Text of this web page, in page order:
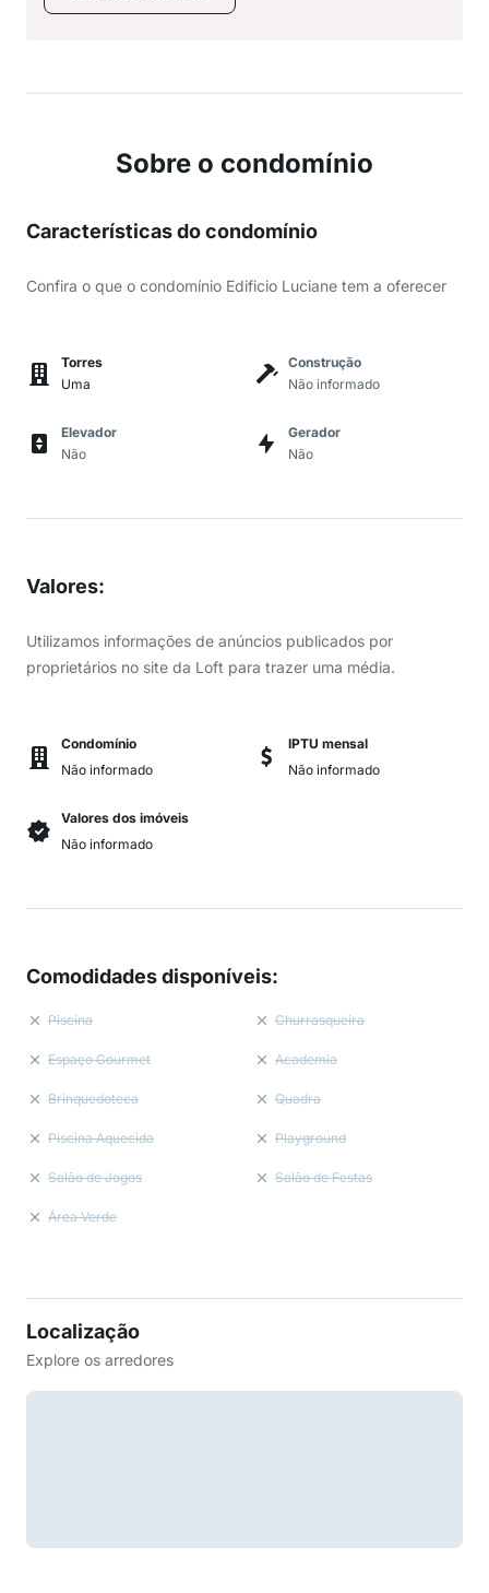
Sobre o condomínio
Características do condomínio
Confira o que o condomínio Edificio Luciane tem a oferecer
Torres
Uma
Construção
Não informado
Elevador
Não
Gerador
Não
Valores:
Utilizamos informações de anúncios publicados por
proprietários no site da Loft para trazer uma média.
Condomínio
Não informado
IPTU mensal
Não informado
Valores dos imóveis
Não informado
Comodidades disponíveis:
Piscina Churrasqueira
Espaço Gourmet Academia
Brinquedoteca Quadra
Piscina Aquecida Playground
Salão de Jogos Salão de Festas
Área Verde
Localização
Explore os arredores